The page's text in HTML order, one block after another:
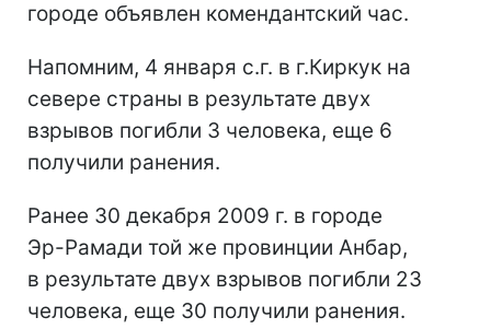
городе объявлен комендантский час.
Напомним, 4 января с.г. в г.Киркук на
севере страны в результате двух
взрывов погибли 3 человека, еще 6
получили ранения.
Ранее 30 декабря 2009 г. в городе
Эр-Рамади той же провинции Анбар,
в результате двух взрывов погибли 23
человека, еще 30 получили ранения.